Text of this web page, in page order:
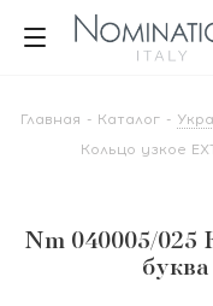
Главная - Каталог -
Кольцо узкое
Nm 040005/025
буква